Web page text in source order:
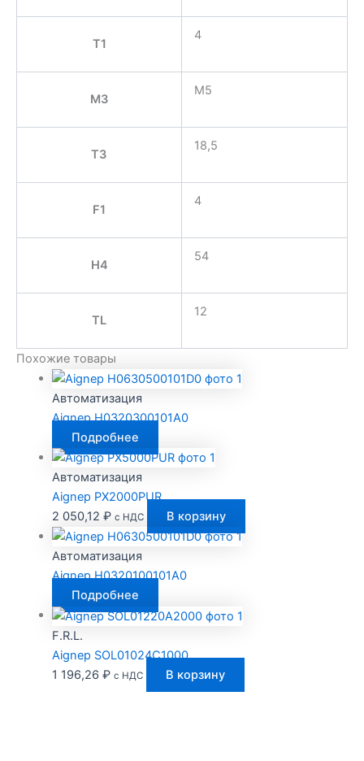
T1
4
M3
M5
T3
18,5
F1
4
H4
54
TL
12
Похожие товары
Автоматизация
Aignep H0320300101A0
Подробнее
Автоматизация
Aignep PX2000PUR
2 050,12 ₽ с НДС В корзину
Автоматизация
Aignep H0320100101A0
Подробнее
F.R.L.
Aignep SOL01024C1000
1 196,26 ₽ с НДС В корзину